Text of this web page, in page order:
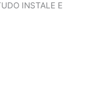
INSTALE E